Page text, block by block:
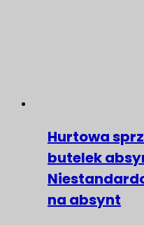
Hurtowa
butelek
na absynt